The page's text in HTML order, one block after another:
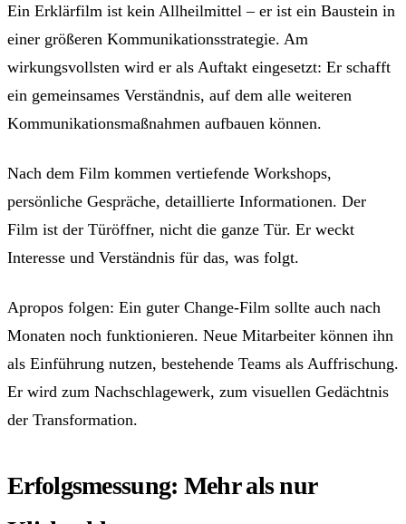
Ein Erklärfilm ist kein Allheilmittel – er ist ein Baustein in
einer größeren Kommunikationsstrategie. Am
wirkungsvollsten wird er als Auftakt eingesetzt: Er schafft
ein gemeinsames Verständnis, auf dem alle weiteren
Kommunikationsmaßnahmen aufbauen können.
Nach dem Film kommen vertiefende Workshops,
persönliche Gespräche, detaillierte Informationen. Der
Film ist der Türöffner, nicht die ganze Tür. Er weckt
Interesse und Verständnis für das, was folgt.
Apropos folgen: Ein guter Change-Film sollte auch nach
Monaten noch funktionieren. Neue Mitarbeiter können ihn
als Einführung nutzen, bestehende Teams als Auffrischung.
Er wird zum Nachschlagewerk, zum visuellen Gedächtnis
der Transformation.
Erfolgsmessung: Mehr als nur